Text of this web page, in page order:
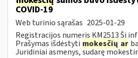
COVID-19
Web turinio sąrašas 2025-01-29
Registracijos numeris KM2513 Ši
Prašymas išdėstyti mokesčių ar
Juridiniai asmenys, sudarę